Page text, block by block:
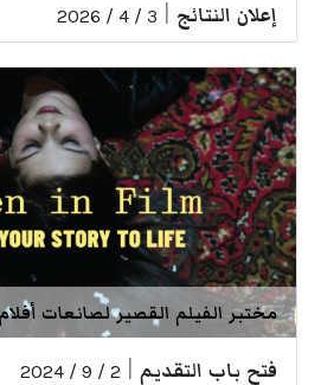
إعلان النتائج 3 / 4 / 2026
مختبر الفيلم القصير لصانعات
فتح باب التقديم 2 / 9 / 2024